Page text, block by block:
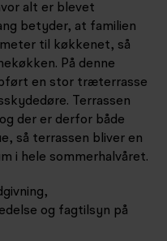
alt er blevet
betyder, at familien
til køkkenet, så
På denne
en stor træterrasse
Terrassen
der er derfor både
så terrassen bliver en
i hele sommerhalvåret.
og fagtilsyn på